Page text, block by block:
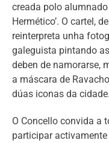
creada polo
Hermético’. O cartel,
reinterpreta unha
galeguista pintando
deben de namorarse,
a máscara de
dúas iconas da cidade.
O Concello convida a
participar